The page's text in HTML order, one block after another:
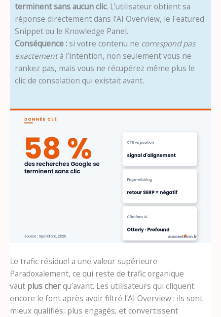
terminent sans aucun clic. L’utilisateur obtient sa
réponse directement dans l’AI Overview, le Featured
Snippet ou le Knowledge Panel.
Conséquence : si votre contenu ne correspond pas
exactementà l’intention, non seulement vous ne
rankez pas, mais vous ne récupérez même plus le
clic de consolation qui existait avant.
Le trafic résiduel a une valeur supérieure
Paradoxalement, ce qui reste de trafic organique
vaut plus cherqu’avant. Les utilisateurs qui cliquent
encore le font après avoir filtré l’AI Overview : ils sont
mieux qualifiés, plus engagés, et convertissent